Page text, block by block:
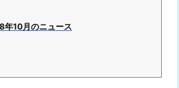
10月のニュース